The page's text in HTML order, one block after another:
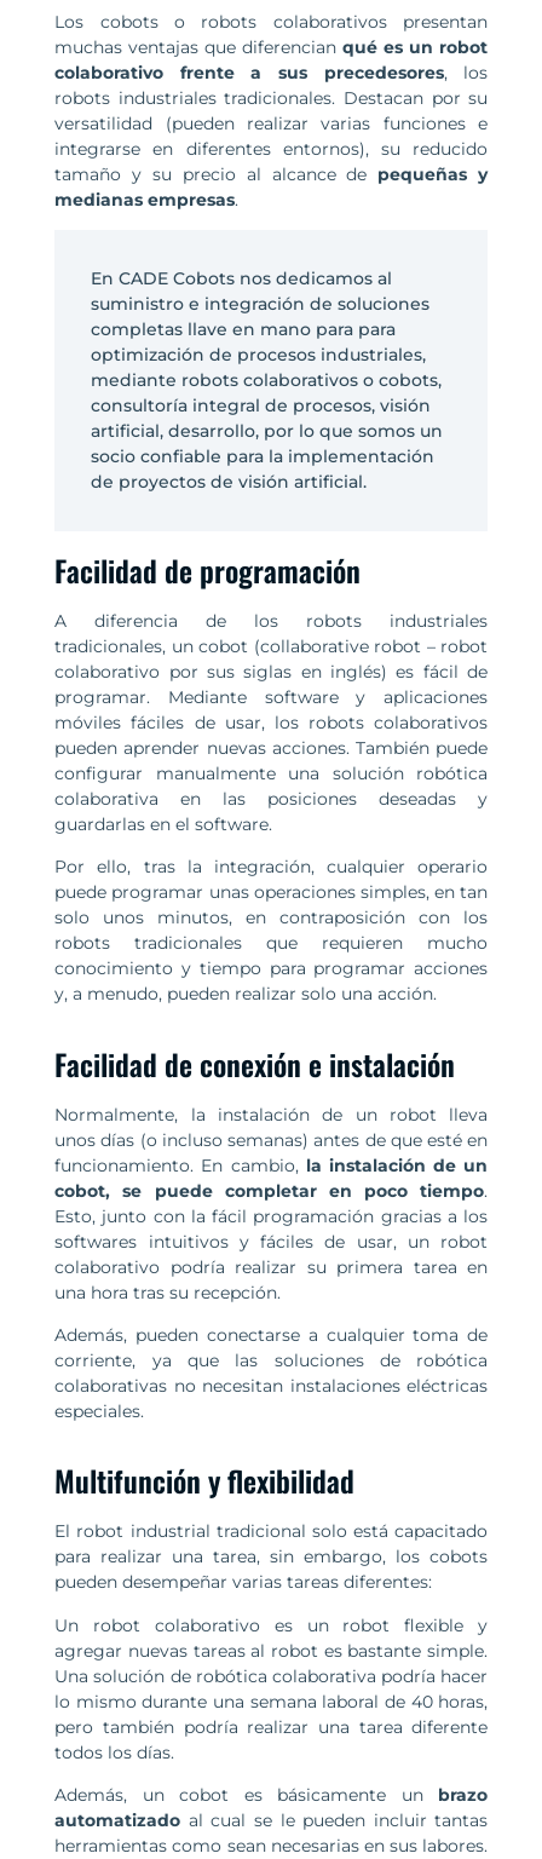
Los cobots o robots colaborativos presentan
muchas ventajas que diferencianqué es un robot
colaborativo frente a sus precedesores, los
robots industriales tradicionales. Destacan por su
versatilidad (pueden realizar varias funciones e
integrarse en diferentes entornos), su reducido
tamaño y su precio al alcance de pequeñas y
medianas empresas.
En CADE Cobots nos dedicamos al
suministro e integración de soluciones
completas llave en mano para para
optimización de procesos industriales,
mediante robots colaborativos o cobots,
consultoría integral de procesos, visión
artificial, desarrollo, por lo que somos un
socio confiable para la implementación
de proyectos de visión artificial.
Facilidad de programación
A diferencia de los robots industriales
tradicionales, un cobot (collaborative robot – robot
colaborativo por sus siglas en inglés) es fácil de
programar. Mediante software y aplicaciones
móviles fáciles de usar, los robots colaborativos
pueden aprender nuevas acciones. También puede
configurar manualmente una solución robótica
colaborativa en las posiciones deseadas y
guardarlas en el software.
Por ello, tras la integración, cualquier operario
puede programar unas operaciones simples, en tan
solo unos minutos, en contraposición con los
robots tradicionales que requieren mucho
conocimiento y tiempo para programar acciones
y, a menudo, pueden realizar solo una acción.
Facilidad de conexión e instalación
Normalmente, la instalación de un robot lleva
unos días (o incluso semanas) antes de que esté en
funcionamiento. En cambio, la instalación de un
cobot, se puede completar en poco tiempo.
Esto, junto con la fácil programación gracias a los
softwares intuitivos y fáciles de usar, un robot
colaborativo podría realizar su primera tarea en
una hora tras su recepción.
Además, pueden conectarse a cualquier toma de
corriente, ya que las soluciones de robótica
colaborativas no necesitan instalaciones eléctricas
especiales.
Multifunción y flexibilidad
El robot industrial tradicional solo está capacitado
para realizar una tarea, sin embargo, los cobots
pueden desempeñar varias tareas diferentes:
Un robot colaborativo es un robot flexible y
agregar nuevas tareas al robot es bastante simple.
Una solución de robótica colaborativa podría hacer
lo mismo durante una semana laboral de 40 horas,
pero también podría realizar una tarea diferente
todos los días.
Además, un cobot es básicamente un brazo
automatizado al cual se le pueden incluir tantas
herramientas como sean necesarias en sus labores.